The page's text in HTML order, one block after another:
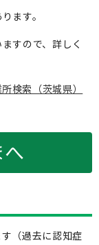
ます。
すので、詳しく
検索（茨城県）
（過去に認知症